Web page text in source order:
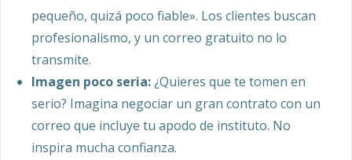
pequeño, quizá poco fiable». Los clientes buscan
profesionalismo, y un correo gratuito no lo
transmite.
Imagen poco seria:¿Quieres que te tomen en
serio? Imagina negociar un gran contrato con un
correo que incluye tu apodo de instituto. No
inspira mucha confianza.